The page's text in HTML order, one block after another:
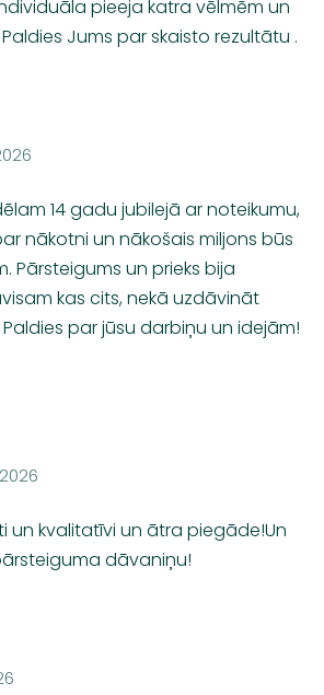
pieeja katra vēlmēm un
Paldies Jums par skaisto rezultātu .
14 gadu jubilejā ar noteikumu,
nākotni un nākošais miljons būs
Pārsteigums un prieks bija
kas cits, nekā uzdāvināt
par jūsu darbiņu un idejām!
un kvalitatīvi un ātra piegāde!Un
dāvaniņu!